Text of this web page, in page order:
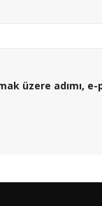
üzere adımı,